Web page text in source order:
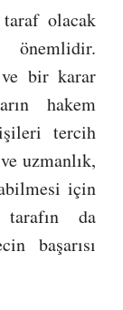
olacak
ve bir karar
hakem
tercih
uzmanlık,
için
da
başarısı